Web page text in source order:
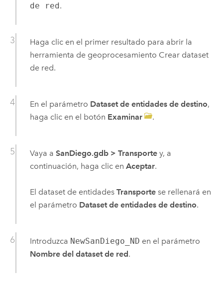
de red.
Haga clic en el primer resultado para abrir la
herramienta de geoprocesamiento Crear dataset
de red.
En el parámetro Dataset de entidades de destino,
haga clic en el botón Examinar .
Vaya a SanDiego.gdb > Transportey, a
continuación, haga clic en Aceptar.
El dataset de entidades Transportese rellenará en
el parámetro Dataset de entidades de destino.
Introduzca NewSanDiego_ND en el parámetro
Nombre del dataset de red.